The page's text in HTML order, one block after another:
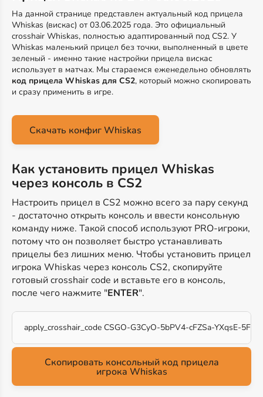
На данной странице представлен актуальный код прицела
Whiskas (вискас) от 03.06.2025 года. Это официальный
crosshair Whiskas, полностью адаптированный под CS2. У
Whiskas маленький прицел без точки, выполненный в цвете
зеленый - именно такие настройки прицела вискас
использует в матчах. Мы стараемся еженедельно обновлять
код прицела Whiskas для CS2, который можно скопировать
и сразу применить в игре.
Скачать конфиг Whiskas
Как установить прицел Whiskas
через консоль в CS2
Настроить прицел в CS2 можно всего за пару секунд
- достаточно открыть консоль и ввести консольную
команду ниже. Такой способ используют PRO-игроки,
потому что он позволяет быстро устанавливать
прицелы без лишних меню. Чтобы установить прицел
игрока Whiskas через консоль CS2, скопируйте
готовый crosshair code и вставьте его в консоль,
после чего нажмите "ENTER".
apply_crosshair_code CSGO-G3CyO-5bPV4-cFZSa-YXqsE-
Скопировать консольный код прицела
игрока Whiskas